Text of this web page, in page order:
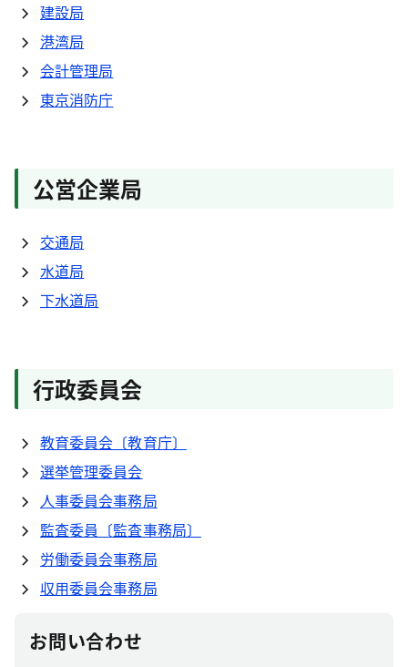
建設局
港湾局
会計管理局
東京消防庁
公営企業局
交通局
水道局
下水道局
行政委員会
教育委員会〔教育庁〕
選挙管理委員会
人事委員会事務局
監査委員〔監査事務局〕
労働委員会事務局
収用委員会事務局
お問い合わせ